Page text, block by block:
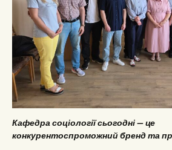
Кафедра соціології сьогодні — це
конкурентоспроможний бренд та